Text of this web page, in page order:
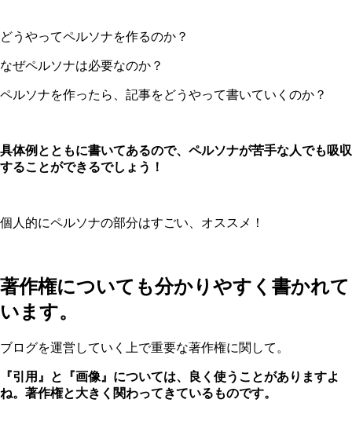
どうやってペルソナを作るのか？
なぜペルソナは必要なのか？
ペルソナを作ったら、記事をどうやって書いていくのか？
具体例とともに書いてあるので、ペルソナが苦手な人でも吸収
することができるでしょう！
個人的にペルソナの部分はすごい、オススメ！
著作権についても分かりやすく書かれて
います。
ブログを運営していく上で重要な著作権に関して。
『引用』と『画像』については、良く使うことがありますよ
ね。著作権と大きく関わってきているものです。